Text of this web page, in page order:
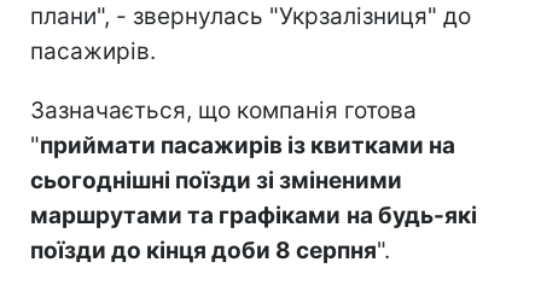
плани", - звернулась "Укрзалізниця" до
пасажирів.
Зазначається, що компанія готова
"приймати пасажирів із квитками на
сьогоднішні поїзди зі зміненими
маршрутами та графіками на будь-які
поїзди до кінця доби 8 серпня".